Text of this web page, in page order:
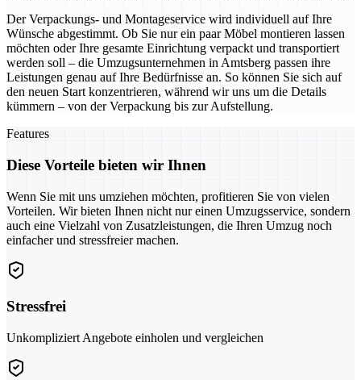
Der Verpackungs- und Montageservice wird individuell auf Ihre
Wünsche abgestimmt. Ob Sie nur ein paar Möbel montieren lassen
möchten oder Ihre gesamte Einrichtung verpackt und transportiert
werden soll – die Umzugsunternehmen in Amtsberg passen ihre
Leistungen genau auf Ihre Bedürfnisse an. So können Sie sich auf
den neuen Start konzentrieren, während wir uns um die Details
kümmern – von der Verpackung bis zur Aufstellung.
Features
Diese Vorteile bieten wir Ihnen
Wenn Sie mit uns umziehen möchten, profitieren Sie von vielen
Vorteilen. Wir bieten Ihnen nicht nur einen Umzugsservice, sondern
auch eine Vielzahl von Zusatzleistungen, die Ihren Umzug noch
einfacher und stressfreier machen.
Stressfrei
Unkompliziert Angebote einholen und vergleichen